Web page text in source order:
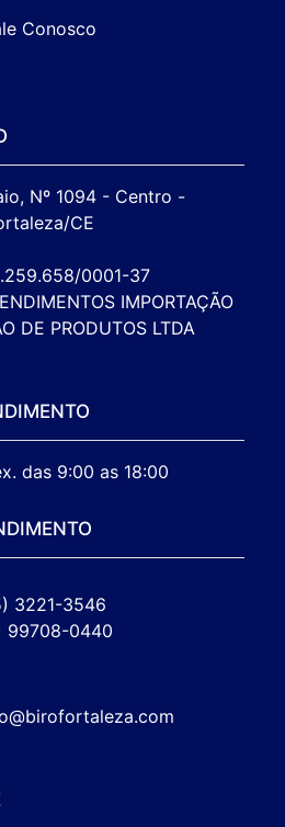
Conosco
Nº 1094 - Centro -
CE
0001-37
IMPORTAÇÃO
DE PRODUTOS LTDA
das 9:00 as 18:00
3221-3546
99708-0440